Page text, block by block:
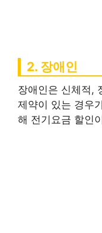
2. 장애인
장애인은 신체적,
제약이 있는 경우
해 전기요금 할인